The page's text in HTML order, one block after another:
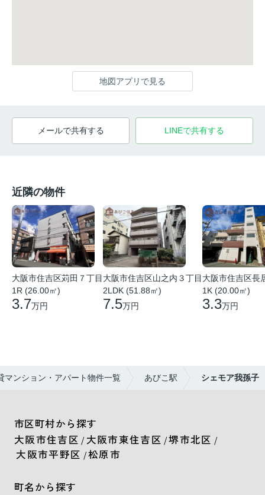
地図アプリで見る
メールで共有する LINEで共有する
近隣の物件
大阪市住吉区苅田７丁目
1R (26.00㎡)
3.7万円
大阪市住吉区山之内３丁目
2LDK (51.88㎡)
7.5万円
大阪市住吉区長
1K (20.00㎡)
3.3万円
マンション・アパート物件一覧 あびこ駅 シェモア我孫子
市区町村から探す
大阪市住吉区 / 大阪市東住吉区 /堺市北区 /
大阪市平野区 /松原市
町名から探す